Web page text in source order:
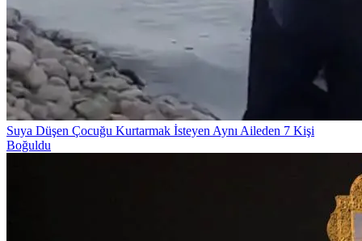
Suya Düşen Çocuğu Kurtarmak İsteyen Aynı Aileden 7 Kişi
Boğuldu